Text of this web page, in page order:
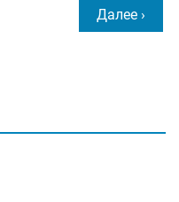
Далее ›